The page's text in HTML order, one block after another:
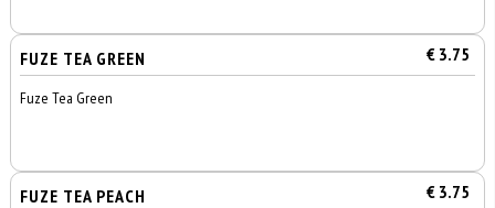
FUZE TEA GREEN € 3.75
Fuze Tea Green
FUZE TEA PEACH € 3.75